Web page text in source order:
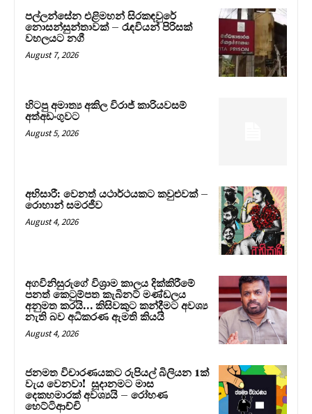
පල්ලන්සේන එළිමහන් සිරකඳවුරේ
නොසන්සුන්තාවක් – රැඳවියන් පිරිසක්
වහලයට නගී
August 7, 2026
හිටපු අමාත්‍ය අකිල විරාජ් කාරියවසම්
අත්අඩංගුවට
August 5, 2026
අභිසාරී: වෙනත් යථාර්ථයකට කවුළුවක් –
රොහාන් සමරජීව
August 4, 2026
අගවිනිසුරුගේ විශ්‍රාම කාලය දික්කිරීමේ
පනත් කෙටුම්පත කැබිනට් මණ්ඩලය
අනුමත කරයි… කිසිවකුට කන්දීමට අවශ්‍ය
නැති බව අධිකරණ ඇමති කියයි
August 4, 2026
ජනමත විචාරණයකට රුපියල් බිලියන 1ක්
වැය වෙනවා! සූදානමට මාස
දෙකහමාරක් අවශ්‍යයි – රෝහණ
හෙට්ටිආච්චි